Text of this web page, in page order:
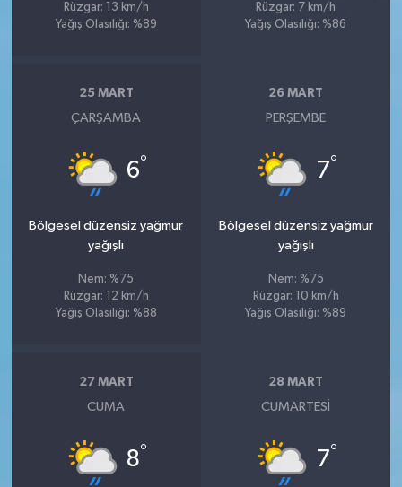
Rüzgar: 13 km/h
Yağış Olasılığı: %89
Rüzgar: 7 km/h
Yağış Olasılığı: %86
25 MART
ÇARŞAMBA
6°
Bölgesel düzensiz yağmur
yağışlı
Nem: %75
Rüzgar: 12 km/h
Yağış Olasılığı: %88
26 MART
PERŞEMBE
7°
Bölgesel düzensiz yağmur
yağışlı
Nem: %75
Rüzgar: 10 km/h
Yağış Olasılığı: %89
27 MART
CUMA
8°
28 MART
CUMARTESI
7°